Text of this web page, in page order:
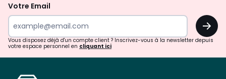
newsletter
Votre Email
OK
Vous disposez déjà d'un compte client ? Inscrivez-vous à la newsletter depuis
votre espace personnel en cliquant ici